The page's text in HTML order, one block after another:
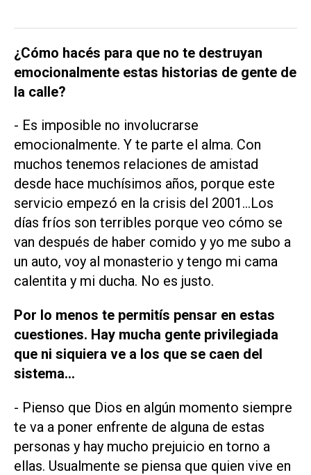
¿Cómo hacés para que no te destruyan
emocionalmente estas historias de gente de
la calle?
- Es imposible no involucrarse
emocionalmente. Y te parte el alma. Con
muchos tenemos relaciones de amistad
desde hace muchísimos años, porque este
servicio empezó en la crisis del 2001…Los
días fríos son terribles porque veo cómo se
van después de haber comido y yo me subo a
un auto, voy al monasterio y tengo mi cama
calentita y mi ducha. No es justo.
Por lo menos te permitís pensar en estas
cuestiones. Hay mucha gente privilegiada
que ni siquiera ve a los que se caen del
sistema…
- Pienso que Dios en algún momento siempre
te va a poner enfrente de alguna de estas
personas y hay mucho prejuicio en torno a
ellas. Usualmente se piensa que quien vive en